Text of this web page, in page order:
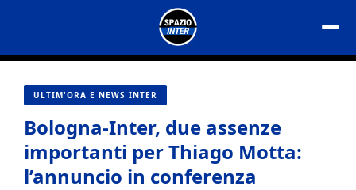
contenuto
ULTIM'ORA E NEWS INTER
Bologna-Inter, due assenze
importanti per Thiago Motta:
l’annuncio in conferenza